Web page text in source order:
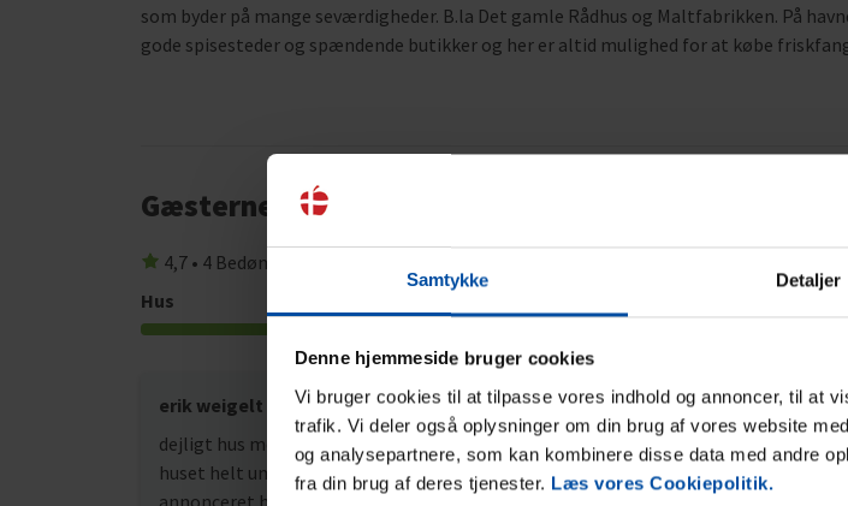
Samtykke Detaljer
Denne hjemmeside bruger cookies
Vi bruger cookies til at tilpasse vores indhold og annoncer, til at
trafik. Vi deler også oplysninger om din brug af vores website
og analysepartnere, som kan kombinere disse data med andre
fra din brug af deres tjenester. Læs vores Cookiepolitik.
som byder på mange seværdigheder. B.la Det gamle Rådhus og Maltfabrikken. På
gode spisesteder og spændende butikker og her er altid mulighed for at købe
Gæsterne siger
4,7 • 4 Bedømmelser
Hus
erik weigelt
sep 2025
dejligt hus men for mange fejl opkørsel til
huset helt umulig huller i vejen på 20 -30cm
annonceret havudsigt findes ikke
Stefan Stricker
Vi var meget tilfredse med
mere end vores sidste tur i
dog også perfekt... Vi